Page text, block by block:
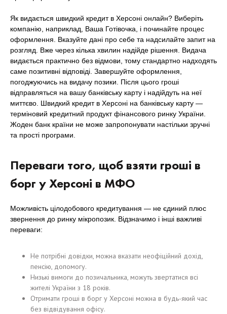
Як видається швидкий кредит в Херсоні онлайн? Виберіть
компанію, наприклад, Ваша Готівочка, і починайте процес
оформлення. Вказуйте дані про себе та надсилайте запит на
розгляд. Вже через кілька хвилин надійде рішення. Видача
видається практично без відмови, тому стандартно надходять
саме позитивні відповіді. Завершуйте оформлення,
погоджуючись на видачу позики. Після цього гроші
відправляться на вашу банківську карту і надійдуть на неї
миттєво. Швидкий кредит в Херсоні на банківську карту —
терміновий кредитний продукт фінансового ринку України.
Жоден банк країни не може запропонувати настільки зручні
та прості програми.
Переваги того, щоб взяти гроші в
борг у Херсоні в МФО
Можливість цілодобового кредитування — не єдиний плюс
звернення до ринку мікропозик. Відзначимо і інші важливі
переваги:
Не потрібні довідки, можна вказати неофіційний дохід,
пенсію, допомогу.
Низькі вимоги до позичальника, можуть звертатися всі
жителі України з 18 років.
Отримати гроші в борг у Херсоні можна в будь-який час
без відвідування офісу.